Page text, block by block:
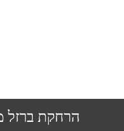
הרחקת ברזל